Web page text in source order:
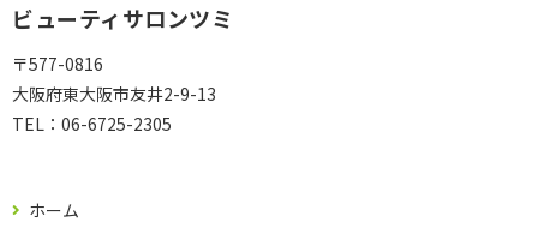
ビューティサロンツミ
〒577-0816
大阪府東大阪市友井2-9-13
TEL： 06-6725-2305
ホーム